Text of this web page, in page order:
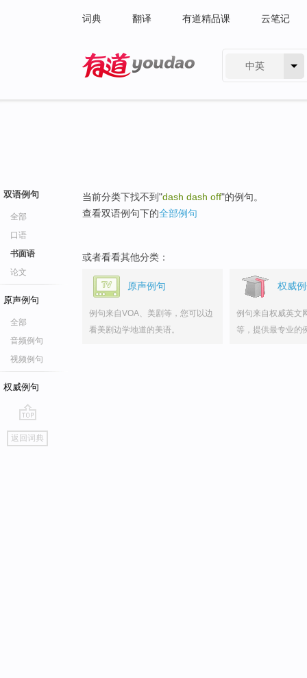
词典 翻译 有道精品课 云笔记
中英
双语例句
全部
口语
书面语
论文
原声例句
全部
音频例句
视频例句
权威例句
go
top
返回词典
当前分类下找不到"dash dash off"的例句。
查看双语例句下的全部例句
或者看看其他分类：
原声例句
例句来自VOA、美剧等，您可以边
看美剧边学地道的美语。
权威
例句来自权威英文
等，提供最专业的